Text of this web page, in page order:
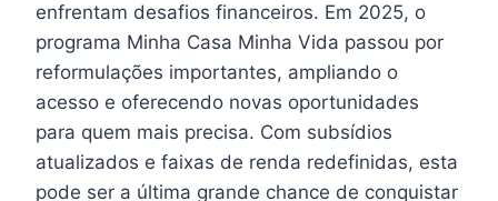
enfrentam desafios financeiros. Em 2025, o
programa Minha Casa Minha Vida passou por
reformulações importantes, ampliando o
acesso e oferecendo novas oportunidades
para quem mais precisa. Com subsídios
atualizados e faixas de renda redefinidas, esta
pode ser a última grande chance de conquistar